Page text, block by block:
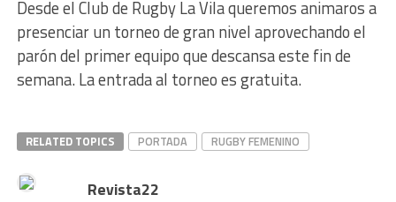
Desde el Club de Rugby La Vila queremos animaros a
presenciar un torneo de gran nivel aprovechando el
parón del primer equipo que descansa este fin de
semana. La entrada al torneo es gratuita.
RELATED TOPICS PORTADA RUGBY FEMENINO
Revista22